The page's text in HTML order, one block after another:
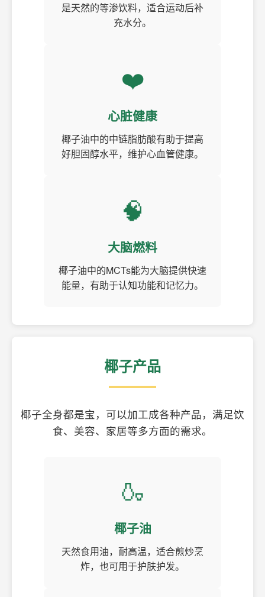
是天然的等渗饮料，适合运动后补
充水分。
❤️
心脏健康
椰子油中的中链脂肪酸有助于提高
好胆固醇水平，维护心血管健康。
🧠
大脑燃料
椰子油中的MCTs能为大脑提供快速
能量，有助于认知功能和记忆力。
椰子产品
椰子全身都是宝，可以加工成各种产品，满足饮
食、美容、家居等多方面的需求。
🍶
椰子油
天然食用油，耐高温，适合煎炒烹
炸，也可用于护肤护发。